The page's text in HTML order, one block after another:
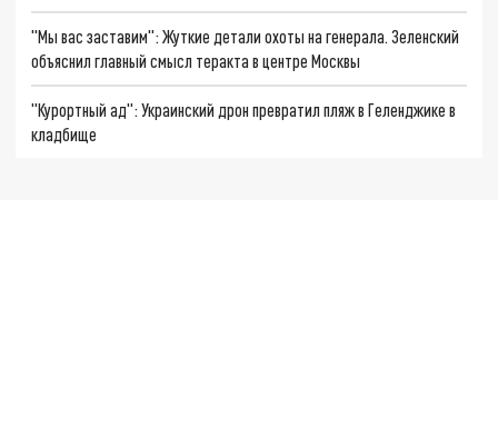
"Мы вас заставим": Жуткие детали охоты на генерала. Зеленский
объяснил главный смысл теракта в центре Москвы
"Курортный ад": Украинский дрон превратил пляж в Геленджике в
кладбище